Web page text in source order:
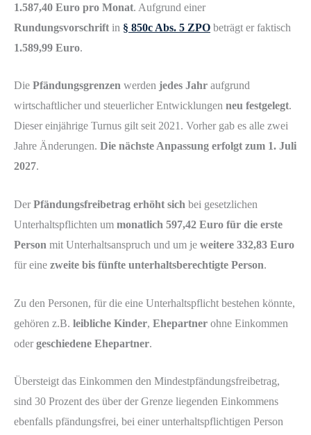
1.587,40 Euro pro Monat. Aufgrund einer
Rundungsvorschrift in § 850c Abs. 5 ZPO beträgt er faktisch
1.589,99 Euro.
Die Pfändungsgrenzen werden jedes Jahr aufgrund
wirtschaftlicher und steuerlicher Entwicklungen neu festgelegt.
Dieser einjährige Turnus gilt seit 2021. Vorher gab es alle zwei
Jahre Änderungen. Die nächste Anpassung erfolgt zum 1. Juli
2027.
Der Pfändungsfreibetrag erhöht sich bei gesetzlichen
Unterhaltspflichten um monatlich 597,42 Euro für die erste
Person mit Unterhaltsanspruch und um je weitere 332,83 Euro
für eine zweite bis fünfte unterhaltsberechtigte Person.
Zu den Personen, für die eine Unterhaltspflicht bestehen könnte,
gehören z.B. leibliche Kinder, Ehepartner ohne Einkommen
oder geschiedene Ehepartner.
Übersteigt das Einkommen den Mindestpfändungsfreibetrag,
sind 30 Prozent des über der Grenze liegenden Einkommens
ebenfalls pfändungsfrei, bei einer unterhaltspflichtigen Person